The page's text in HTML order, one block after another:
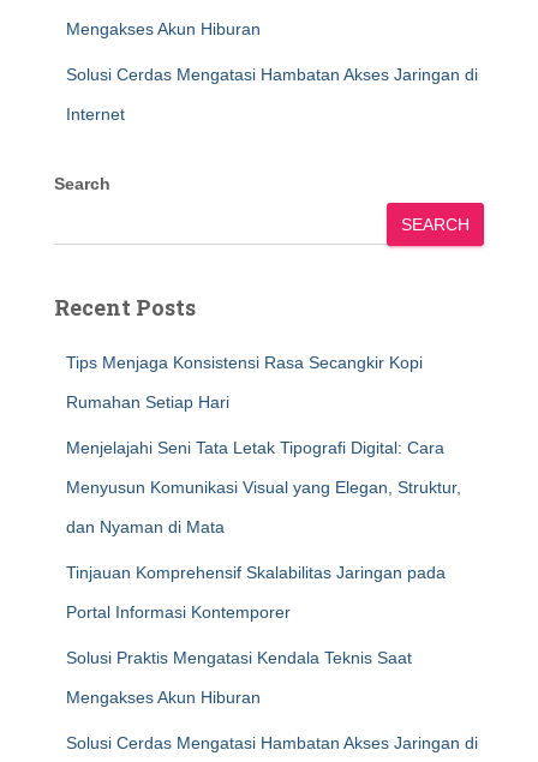
Mengakses Akun Hiburan
Solusi Cerdas Mengatasi Hambatan Akses Jaringan di
Internet
Search
SEARCH
Recent Posts
Tips Menjaga Konsistensi Rasa Secangkir Kopi
Rumahan Setiap Hari
Menjelajahi Seni Tata Letak Tipografi Digital: Cara
Menyusun Komunikasi Visual yang Elegan, Struktur,
dan Nyaman di Mata
Tinjauan Komprehensif Skalabilitas Jaringan pada
Portal Informasi Kontemporer
Solusi Praktis Mengatasi Kendala Teknis Saat
Mengakses Akun Hiburan
Solusi Cerdas Mengatasi Hambatan Akses Jaringan di